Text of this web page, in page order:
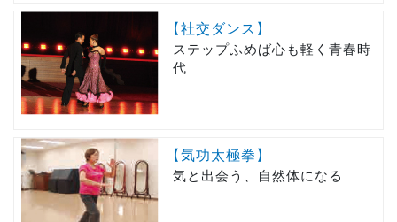
【社交ダンス】
ステップふめば心も軽く青春時
代
【気功太極拳】
気と出会う、自然体になる